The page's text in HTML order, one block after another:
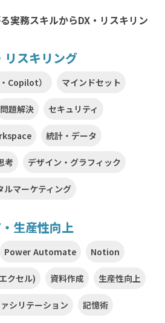
実務スキルからDX・リスキリン
リスキリング
Copilot） マインドセット
問題解決 セキュリティ
統計・データ
考 デザイン・グラフィック
ルマーケティング
生産性向上
Power Automate Notion
クセル) 資料作成 生産性向上
シリテーション 記憶術